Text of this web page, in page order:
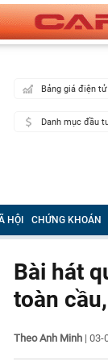
Bảng giá điện tử
Danh mục đầu
HỘI CHỨNG KHOÁN
Bài hát
toàn
Theo Anh Minh | 03-